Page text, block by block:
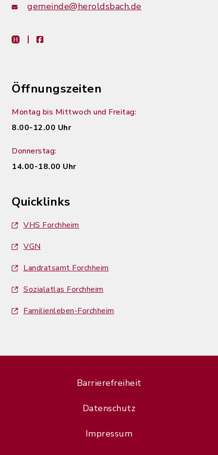
gemeinde@heroldsbach.de
heimat-infofacebook
Öffnungszeiten
Montag bis Mittwoch und Freitag:
8.00-12.00 Uhr
Donnerstag:
14.00-18.00 Uhr
Quicklinks
VHS Forchheim
VGN
Landratsamt Forchheim
Sozialatlas Forchheim
Familienleben-Forchheim
Barrierefreiheit
Datenschutz
Impressum